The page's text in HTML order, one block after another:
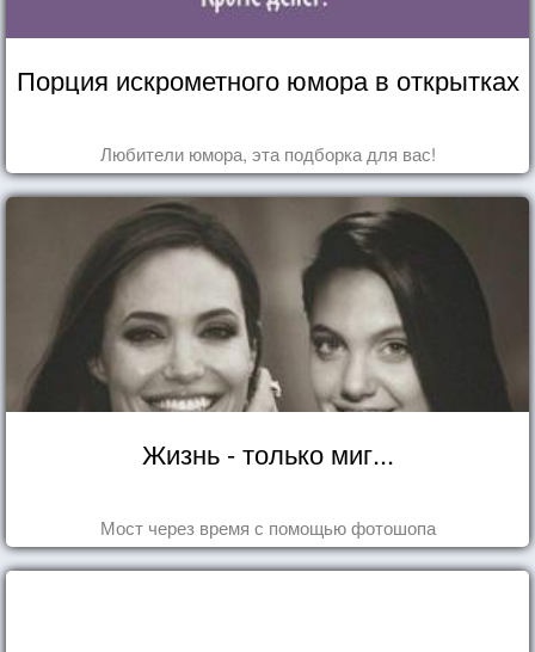
Порция искрометного юмора в открытках
Любители юмора, эта подборка для вас!
Жизнь - только миг...
Мост через время с помощью фотошопа